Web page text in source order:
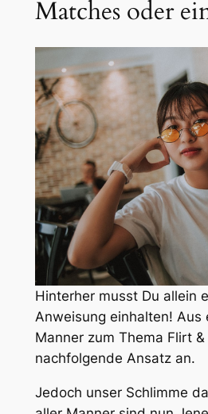
Matches oder
Hinterher musst Du allein
Anweisung einhalten! Aus
Manner zum Thema Flirt
nachfolgende Ansatz an.
Jedoch unser Schlimme